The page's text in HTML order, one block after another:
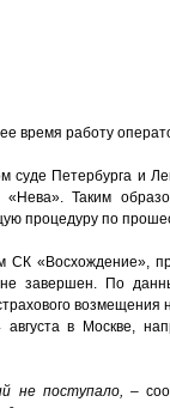
время работу
суде Петербурга и
Таким
процедуру по
СК «Восхождение»,
не завершен. По
возмещения
августа в Москве,
не поступало, –